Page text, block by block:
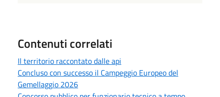
Contenuti correlati
Il territorio raccontato dalle api
Concluso con successo il Campeggio Europeo del
Gemellaggio 2026